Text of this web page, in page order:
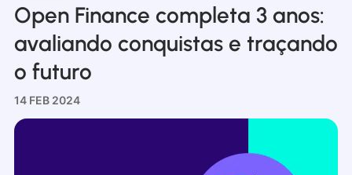
Open Finance completa 3 anos:
avaliando conquistas e traçando
o futuro
14 FEB 2024